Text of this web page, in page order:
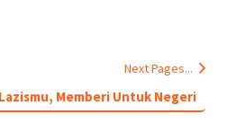
Next Pages...
Lazismu, Memberi Untuk Negeri